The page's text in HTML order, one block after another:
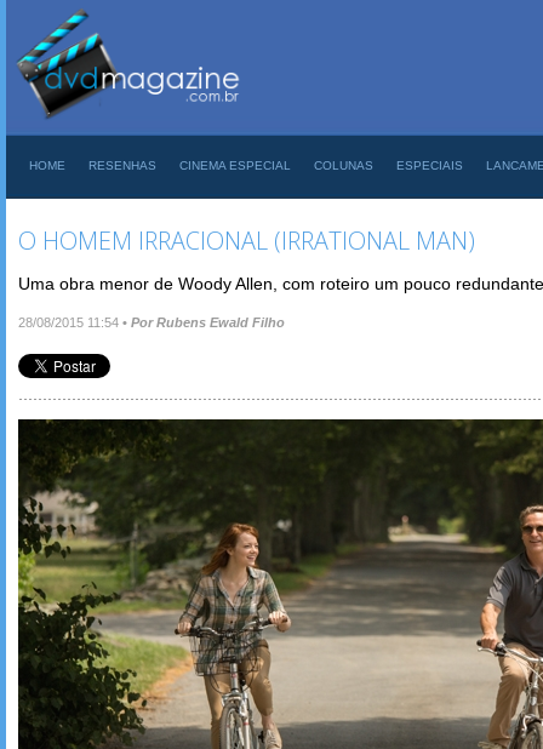
HOME RESENHAS CINEMA ESPECIAL COLUNAS ESPECIAIS
O HOMEM IRRACIONAL (IRRATIONAL MAN)
Uma obra menor de Woody Allen, com roteiro um pouco redundante
28/08/2015 11:54 • Por Rubens Ewald Filho